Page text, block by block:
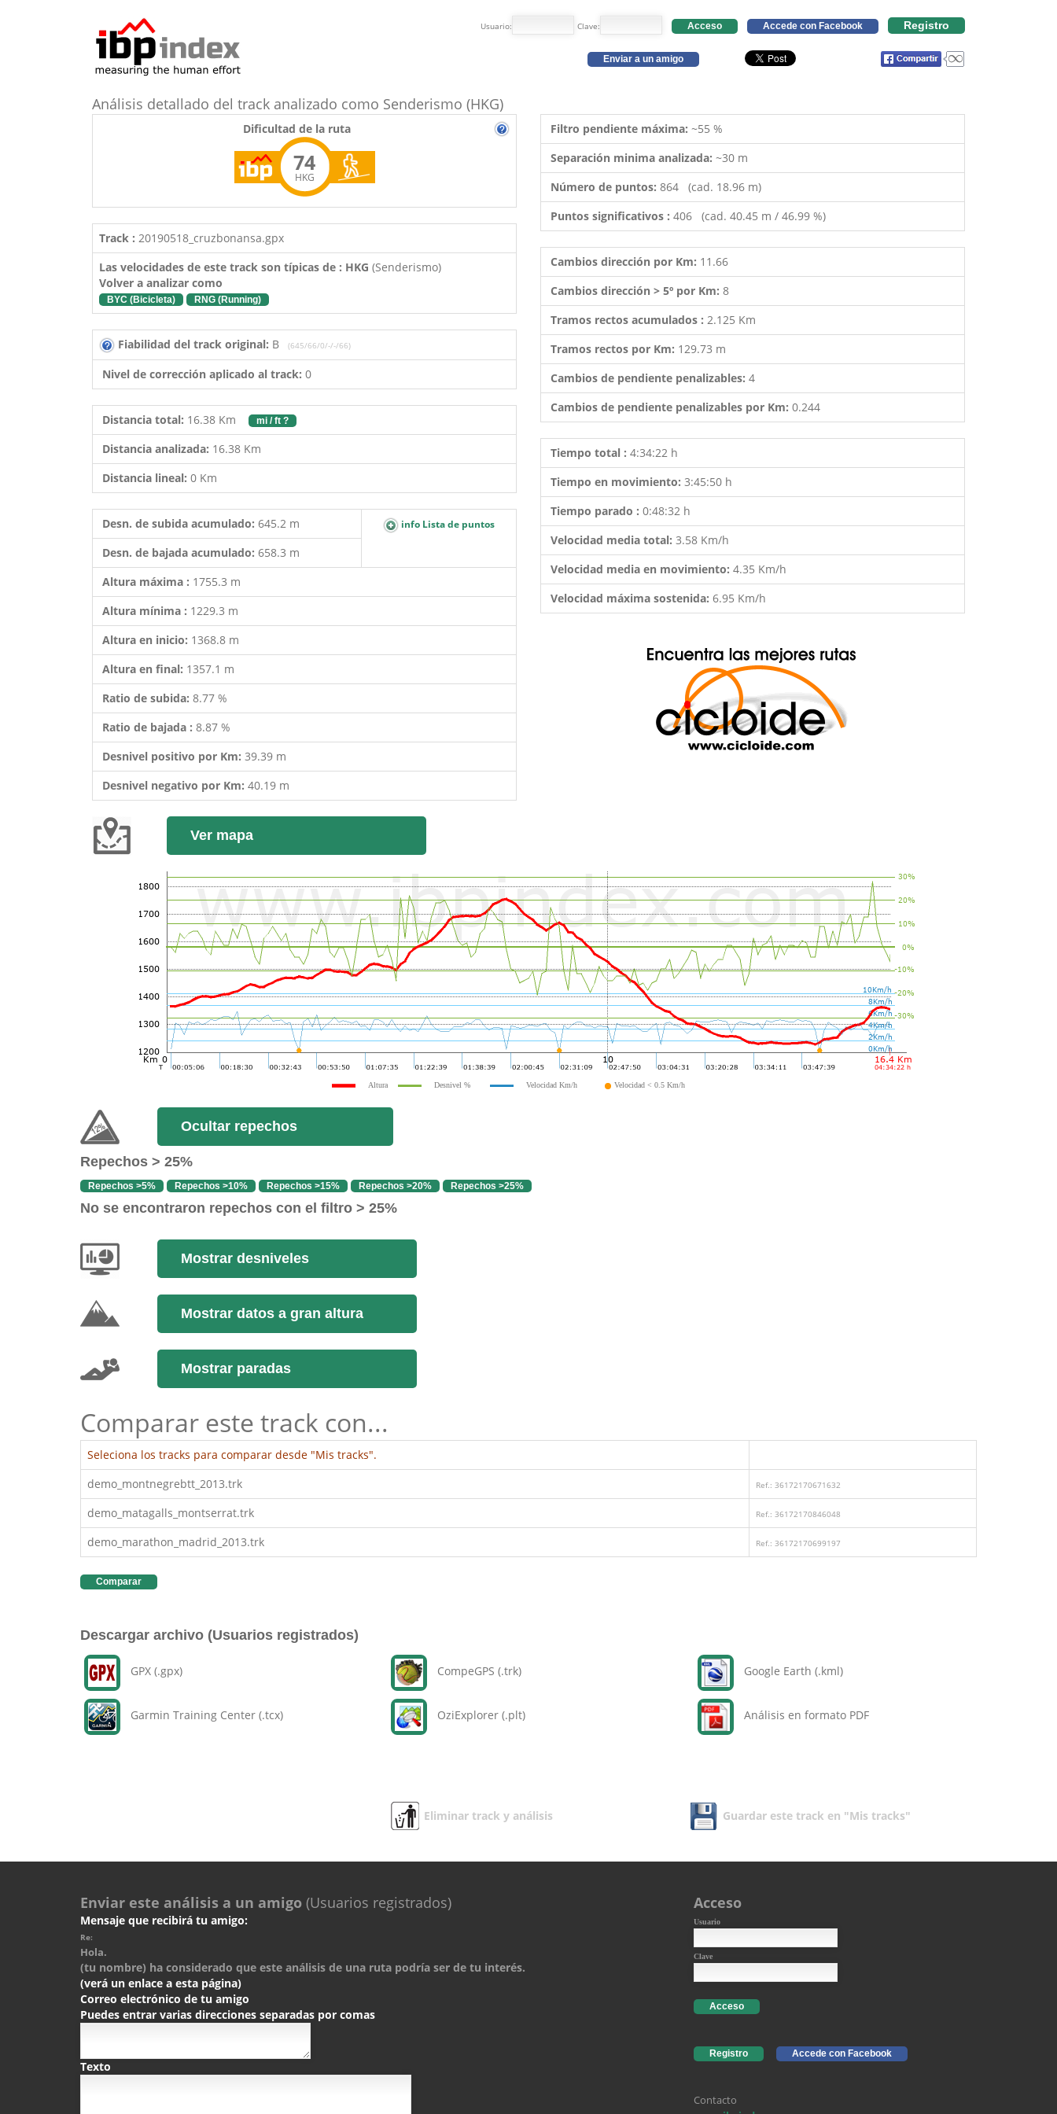
Usuario: Clave: Acceso Accede con Facebook Registro
Enviar a un amigo
Análisis detallado del track analizado como Senderismo (HKG)
Dificultad de la ruta
74
HKG
Track : 20190518_cruzbonansa.gpx
Las velocidades de este track son típicas de : HKG (Senderismo)
Volver a analizar como
BYC (Bicicleta) RNG (Running)
Fiabilidad del track original: B (645/66/0/-/-/66)
Nivel de corrección aplicado al track: 0
Distancia total: 16.38 Km mi / ft ?
Distancia analizada: 16.38 Km
Distancia lineal: 0 Km
Desn. de subida acumulado: 645.2 m info Lista de puntos
Desn. de bajada acumulado: 658.3 m
Altura máxima : 1755.3 m
Altura mínima : 1229.3 m
Altura en inicio: 1368.8 m
Altura en final: 1357.1 m
Ratio de subida: 8.77 %
Ratio de bajada : 8.87 %
Desnivel positivo por Km: 39.39 m
Desnivel negativo por Km: 40.19 m
Filtro pendiente máxima: ~55 %
Separación minima analizada: ~30 m
Número de puntos: 864 (cad. 18.96 m)
Puntos significativos : 406 (cad. 40.45 m / 46.99 %)
Cambios dirección por Km: 11.66
Cambios dirección > 5º por Km: 8
Tramos rectos acumulados : 2.125 Km
Tramos rectos por Km: 129.73 m
Cambios de pendiente penalizables: 4
Cambios de pendiente penalizables por Km: 0.244
Tiempo total : 4:34:22 h
Tiempo en movimiento: 3:45:50 h
Tiempo parado : 0:48:32 h
Velocidad media total: 3.58 Km/h
Velocidad media en movimiento: 4.35 Km/h
Velocidad máxima sostenida: 6.95 Km/h
Ver mapa
Altura Desnivel % Velocidad Km/h Velocidad < 0.5 Km/h
Ocultar repechos
Repechos > 25%
Repechos >5% Repechos >10% Repechos >15% Repechos >20% Repechos >25%
No se encontraron repechos con el filtro > 25%
Mostrar desniveles
Mostrar datos a gran altura
Mostrar paradas
Comparar este track con...
Seleciona los tracks para comparar desde "Mis tracks".
demo_montnegrebtt_2013.trk
Ref.: 36172170671632
demo_matagalls_montserrat.trk Ref.: 36172170846048
demo_marathon_madrid_2013.trk Ref.: 36172170699197
Comparar
Descargar archivo (Usuarios registrados)
GPX (.gpx)
Garmin Training Center (.tcx)
CompeGPS (.trk)
OziExplorer (.plt)
Google Earth (.kml)
Análisis en formato PDF
Eliminar track y análisis Guardar este track en "Mis tracks"
Enviar este análisis a un amigo (Usuarios registrados)
Mensaje que recibirá tu amigo:
Re:
Hola.
(tu nombre) ha considerado que este análisis de una ruta podría ser de tu interés.
(verá un enlace a esta página)
Correo electrónico de tu amigo
Puedes entrar varias direcciones separadas por comas
Texto
Acceso
Usuario
Clave
Acceso
Registro Accede con Facebook
Contacto